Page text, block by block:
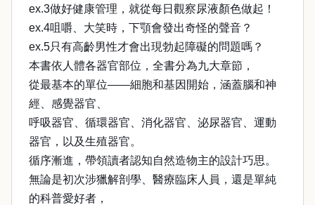
ex.3做好健康管理，就從每日觀察尿液顏色做起！
ex.4咀嚼、大笑時，下顎會發出奇怪的聲音？
ex.5只有高齡男性才會出現勃起障礙的問題嗎？
本書依人體各器官部位，全書分為九大章節，
從最基本的單位——細胞和基因開始，涵蓋腦和神
經、感覺器官、
呼吸器官、循環器官、消化器官、泌尿器官、運動
器官，以及生殖器官。
循序漸進，帶領讀者認知自然造物主的設計巧思。
無論是初次涉獵解剖學、醫療臨床人員，還是單純
的科普愛好者，